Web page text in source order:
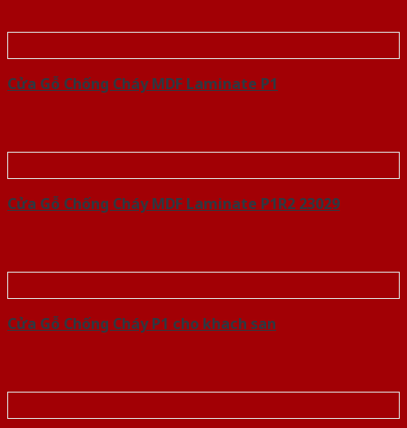
Cửa Gỗ Chống Cháy MDF Laminate P1
Cửa Gỗ Chống Cháy MDF Laminate P1R2 23029
Cửa Gỗ Chống Cháy P1 cho khach san